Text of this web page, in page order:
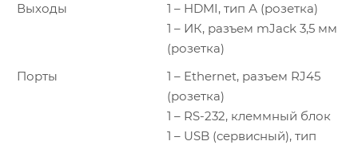
Выходы
1 – HDMI, тип А (розетка)
1 – ИК, разъем mJack 3,5 мм
(розетка)
Порты
1 – Ethernet, разъем RJ45
(розетка)
1 – RS-232, клеммный блок
1 – USB (сервисный), тип